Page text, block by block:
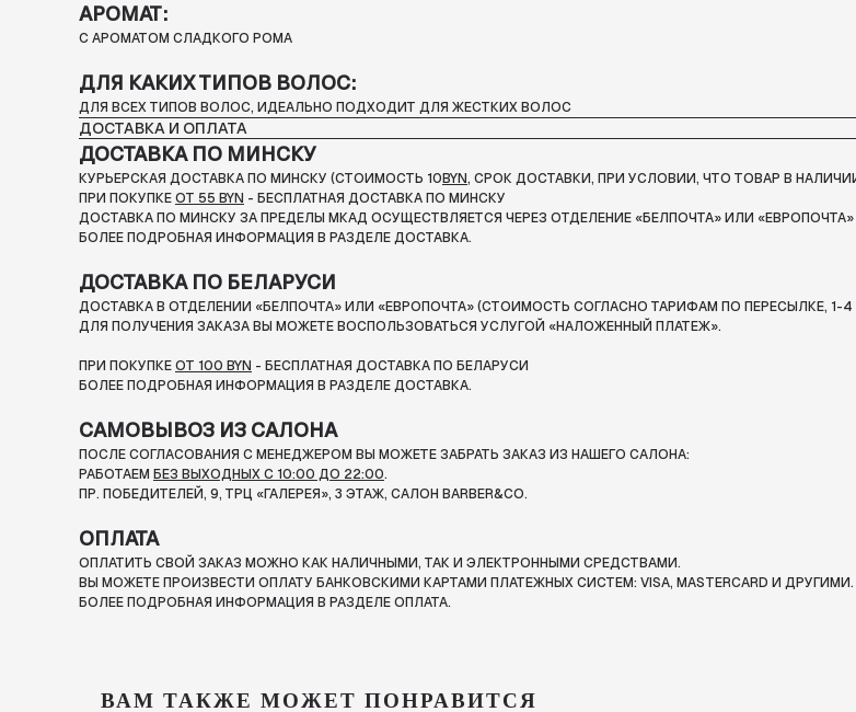
АРОМАТ:
С АРОМАТОМ СЛАДКОГО РОМА
ДЛЯ КАКИХ ТИПОВ ВОЛОС:
ДЛЯ ВСЕХ ТИПОВ ВОЛОС, ИДЕАЛЬНО ПОДХОДИТ ДЛЯ ЖЕСТКИХ ВОЛОС
ДОСТАВКА И ОПЛАТА
ДОСТАВКА ПО МИНСКУ
КУРЬЕРСКАЯ ДОСТАВКА ПО МИНСКУ (СТОИМОСТЬ 10BYN, СРОК ДОСТАВКИ, ПРИ УСЛОВИИ, ЧТО ТОВАР В
ПРИ ПОКУПКЕОТ 55 BYN - БЕСПЛАТНАЯ ДОСТАВКА ПО МИНСКУ
ДОСТАВКА ПО МИНСКУ ЗА ПРЕДЕЛЫ МКАД ОСУЩЕСТВЛЯЕТСЯ ЧЕРЕЗ ОТДЕЛЕНИЕ «БЕЛПОЧТА»ИЛИ
БОЛЕЕ ПОДРОБНАЯ ИНФОРМАЦИЯ В РАЗДЕЛЕ ДОСТАВКА.
ДОСТАВКА ПО БЕЛАРУСИ
ДОСТАВКА В ОТДЕЛЕНИИ «БЕЛПОЧТА» ИЛИ «ЕВРОПОЧТА» (СТОИМОСТЬ СОГЛАСНО ТАРИФАМ ПО ПЕРЕСЫЛКЕ, 1-
ДЛЯ ПОЛУЧЕНИЯ ЗАКАЗА ВЫ МОЖЕТЕ ВОСПОЛЬЗОВАТЬСЯ УСЛУГОЙ «НАЛОЖЕННЫЙ ПЛАТЕЖ».
ПРИ ПОКУПКЕОТ 100 BYN - БЕСПЛАТНАЯ ДОСТАВКА ПО БЕЛАРУСИ
БОЛЕЕ ПОДРОБНАЯ ИНФОРМАЦИЯ В РАЗДЕЛЕ ДОСТАВКА.
САМОВЫВОЗ ИЗ САЛОНА
ПОСЛЕ СОГЛАСОВАНИЯ С МЕНЕДЖЕРОМ ВЫ МОЖЕТЕ ЗАБРАТЬ ЗАКАЗ ИЗ НАШЕГО САЛОНА:
РАБОТАЕМ БЕЗ ВЫХОДНЫХ С 10:00 ДО 22:00.
ПР. ПОБЕДИТЕЛЕЙ, 9, ТРЦ «ГАЛЕРЕЯ», 3 ЭТАЖ, САЛОН BARBER&CO.
ОПЛАТА
ОПЛАТИТЬ СВОЙ ЗАКАЗ МОЖНО КАК НАЛИЧНЫМИ, ТАК И ЭЛЕКТРОННЫМИ СРЕДСТВАМИ.
ВЫ МОЖЕТЕ ПРОИЗВЕСТИ ОПЛАТУ БАНКОВСКИМИ КАРТАМИ ПЛАТЕЖНЫХ СИСТЕМ: VISA, MASTERCARD И ДРУГИМИ.
БОЛЕЕ ПОДРОБНАЯ ИНФОРМАЦИЯ В РАЗДЕЛЕ ОПЛАТА.
ВАМ ТАКЖЕ МОЖЕТ ПОНРАВИТСЯ